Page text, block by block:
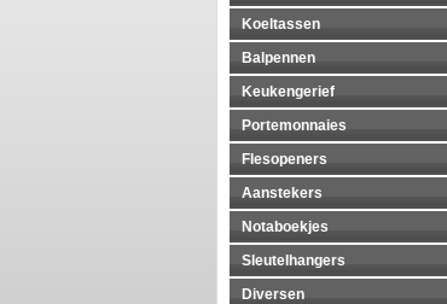
Koeltassen
Balpennen
Keukengerief
Portemonnaies
Flesopeners
Aanstekers
Notaboekjes
Sleutelhangers
Diversen